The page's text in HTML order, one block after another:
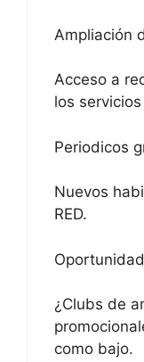
Ampliación
Acceso a
los
Periodicos
Nuevos
RED.
¿Clubs de
como bajo.